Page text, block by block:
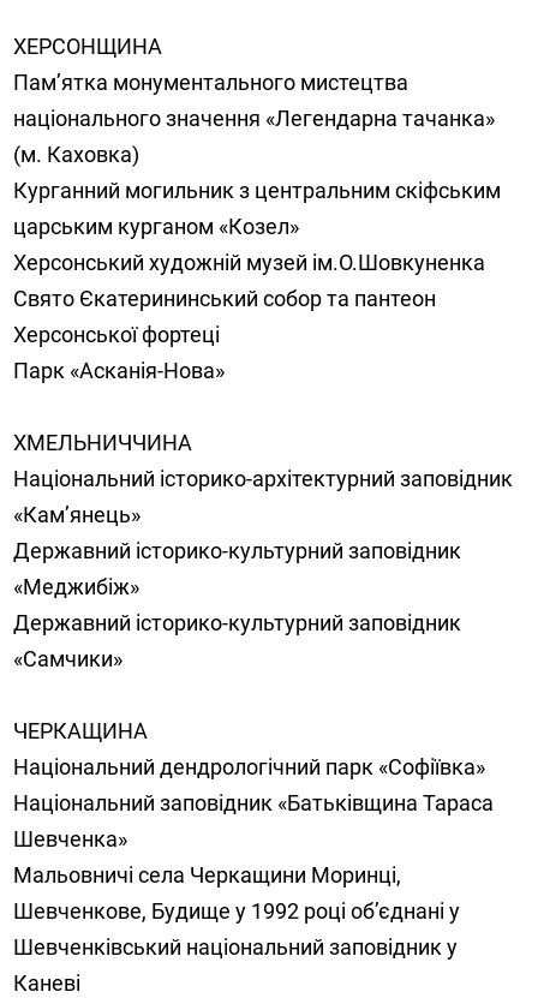
ХЕРСОНЩИНА
Пам’ятка монументального мистецтва
національного значення «Легендарна тачанка»
(м. Каховка)
Курганний могильник з центральним скіфським
царським курганом «Козел»
Херсонський художній музей ім.О.Шовкуненка
Свято Єкатерининський собор та пантеон
Херсонської фортеці
Парк «Асканія-Нова»
ХМЕЛЬНИЧЧИНА
Національний історико-архітектурний заповідник
«Кам’янець»
Державний історико-культурний заповідник
«Меджибіж»
Державний історико-культурний заповідник
«Самчики»
ЧЕРКАЩИНА
Національний дендрологічний парк «Софіївка»
Національний заповідник «Батьківщина Тараса
Шевченка»
Мальовничі села Черкащини Моринці,
Шевченкове, Будище у 1992 році об’єднані у
Шевченківський національний заповідник у
Каневі